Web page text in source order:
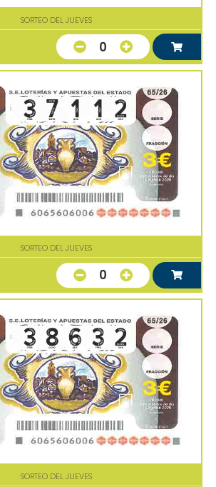
SORTEO DEL JUEVES
0
SORTEO DEL JUEVES
0
SORTEO DEL JUEVES